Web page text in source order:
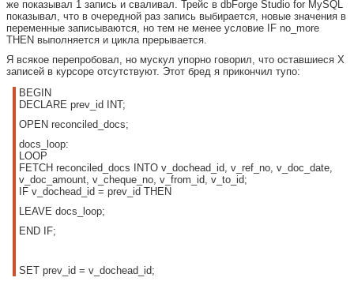
же показывал 1 запись и сваливал. Трейс в dbForge Studio for MySQL
показывал, что в очередной раз запись выбирается, новые значения в
переменные записываются, но тем не менее условие IF no_more
THEN выполняется и цикла прерывается.
Я всякое перепробовал, но мускул упорно говорил, что оставшиеся Х
записей в курсоре отсутствуют. Этот бред я прикончил тупо:
BEGIN
DECLARE prev_id INT;
OPEN reconciled_docs;
docs_loop:
LOOP
FETCH reconciled_docs INTO v_dochead_id, v_ref_no, v_doc_date,
v_doc_amount, v_cheque_no, v_from_id, v_to_id;
IF v_dochead_id = prev_id THEN
LEAVE docs_loop;
END IF;
SET prev_id = v_dochead_id;